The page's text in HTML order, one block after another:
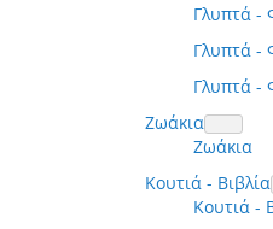
Γλυπτά -
Γλυπτά -
Γλυπτά -
Ζωάκια
Ζωάκια
Κουτιά - Βιβλία
Κουτιά -